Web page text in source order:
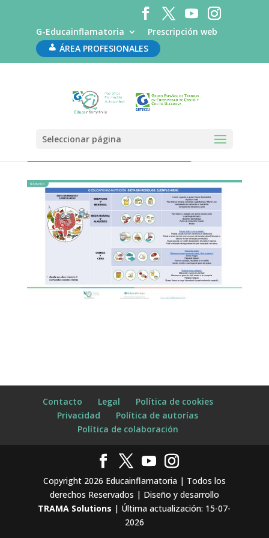
G-Educainflamatoria
Prescripción web
ÁREA PROFESIONALES
Seleccionar página
Geducafichas Nutrición
Contacto Legal
Política de cookies
Privacidad
Política de autorías
Política de colaboración
Copyright 2026 Educainflamatoria | Todos los
derechos Reservados | Diseño y desarrollo
TRAMA Solutions | Última actualización: 15-07-
2026